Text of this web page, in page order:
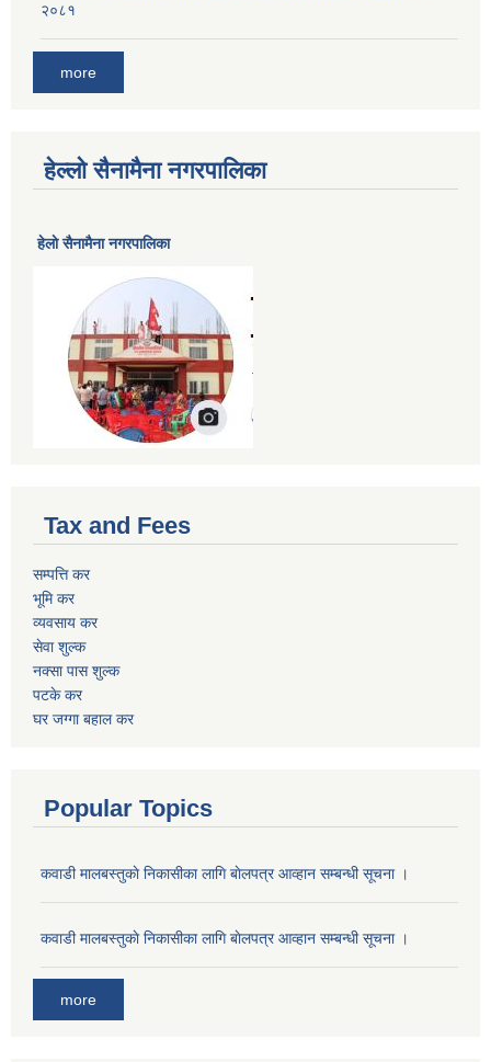
२०८१
more
हेल्लो सैनामैना नगरपालिका
हेलाे सैनामैना नगरपालिका
Tax and Fees
सम्पत्ति कर
भूमि कर
व्यवसाय कर
सेवा शुल्क
नक्सा पास शुल्क
पटके कर
घर जग्गा बहाल कर
Popular Topics
कवाडी मालबस्तुकाे निकासीका लागि बाेलपत्र आव्हान सम्बन्धी सूचना ।
कवाडी मालबस्तुकाे निकासीका लागि बाेलपत्र आव्हान सम्बन्धी सूचना ।
more